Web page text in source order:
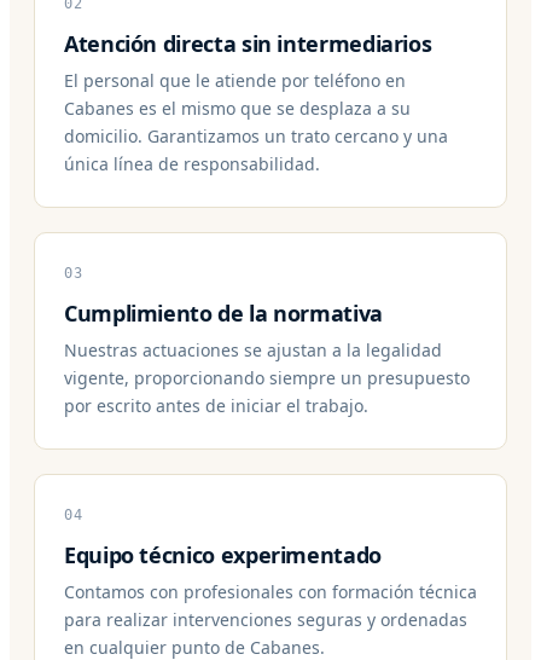
Atención directa sin intermediarios
El personal que le atiende por teléfono en
Cabanes es el mismo que se desplaza a su
domicilio. Garantizamos un trato cercano y una
única línea de responsabilidad.
03
Cumplimiento de la normativa
Nuestras actuaciones se ajustan a la legalidad
vigente, proporcionando siempre un presupuesto
por escrito antes de iniciar el trabajo.
04
Equipo técnico experimentado
Contamos con profesionales con formación técnica
para realizar intervenciones seguras y ordenadas
en cualquier punto de Cabanes.